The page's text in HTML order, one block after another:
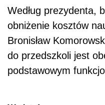
Według prezydenta,
obniżenie kosztów
Bronisław
do przedszkoli jest
podstawowym